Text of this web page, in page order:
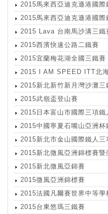
2015馬來西亞迪克遜港國際
2015馬來西亞迪克遜港國際
2015 Lava 台南馬沙溝三鐵
2015西濱快速公路二鐵賽
2015宜蘭梅花湖全國三鐵賽
2015 I AM SPEED ITT北
2015新北新竹新月灣沙灘三
2015武嶺盃登山賽
2015日本富山市國際三項鐵
2015中國寧夏石嘴山亞洲杯
2015新北市金山國際鐵人三
2015新北微風亞洲錦標賽暨
2015新北微風亞錦賽
2015微風亞洲錦標賽
2015法國凡爾賽世界中等學
2015台東悠瑪三鐵賽